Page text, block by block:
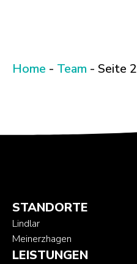
Home - Team - Seite 2
STANDORTE
Lindlar
Meinerzhagen
LEISTUNGEN